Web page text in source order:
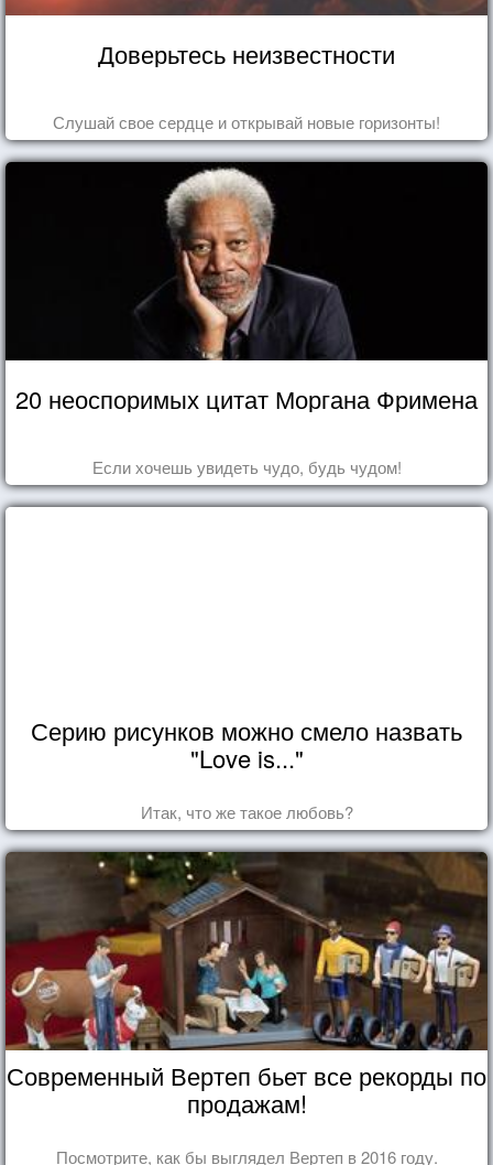
Доверьтесь неизвестности
Слушай свое сердце и открывай новые горизонты!
20 неоспоримых цитат Моргана Фримена
Если хочешь увидеть чудо, будь чудом!
Серию рисунков можно смело назвать
"Love is..."
Итак, что же такое любовь?
Современный Вертеп бьет все рекорды по
продажам!
Посмотрите, как бы выглядел Вертеп в 2016 году.